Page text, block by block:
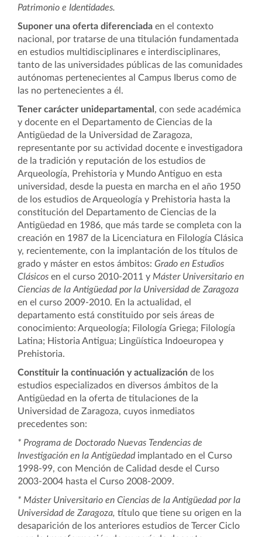
Patrimonio e Identidades.
Suponer una oferta diferenciada en el contexto
nacional, por tratarse de una titulación fundamentada
en estudios multidisciplinares e interdisciplinares,
tanto de las universidades públicas de las comunidades
autónomas pertenecientes al Campus Iberus como de
las no pertenecientes a él.
Tener carácter unidepartamental , con sede académica
y docente en el Departamento de Ciencias de la
Antigüedad de la Universidad de Zaragoza,
representante por su actividad docente e investigadora
de la tradición y reputación de los estudios de
Arqueología, Prehistoria y Mundo Antiguo en esta
universidad, desde la puesta en marcha en el año 1950
de los estudios de Arqueología y Prehistoria hasta la
constitución del Departamento de Ciencias de la
Antigüedad en 1986, que más tarde se completa con la
creación en 1987 de la Licenciatura en Filología Clásica
y, recientemente, con la implantación de los títulos de
grado y máster en estos ámbitos: Grado en Estudios
Clásicos en el curso 2010-2011 y Máster Universitario en
Ciencias de la Antigüedad por la Universidad de Zaragoza
en el curso 2009-2010. En la actualidad, el
departamento está constituido por seis áreas de
conocimiento: Arqueología; Filología Griega; Filología
Latina; Historia Antigua; Lingüística Indoeuropea y
Prehistoria.
Constituir la continuación y actualización de los
estudios especializados en diversos ámbitos de la
Antigüedad en la oferta de titulaciones de la
Universidad de Zaragoza, cuyos inmediatos
precedentes son:
* Programa de Doctorado Nuevas Tendencias de
Investigación en la Antigüedad implantado en el Curso
1998-99, con Mención de Calidad desde el Curso
2003-2004 hasta el Curso 2008-2009.
* Máster Universitario en Ciencias de la Antigüedad por la
Universidad de Zaragoza, título que tiene su origen en la
desaparición de los anteriores estudios de Tercer Ciclo